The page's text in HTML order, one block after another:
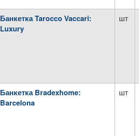
Банкетка Tarocco Vaccari:
Luxury
шт
Банкетка Bradexhome:
Barcelona
шт